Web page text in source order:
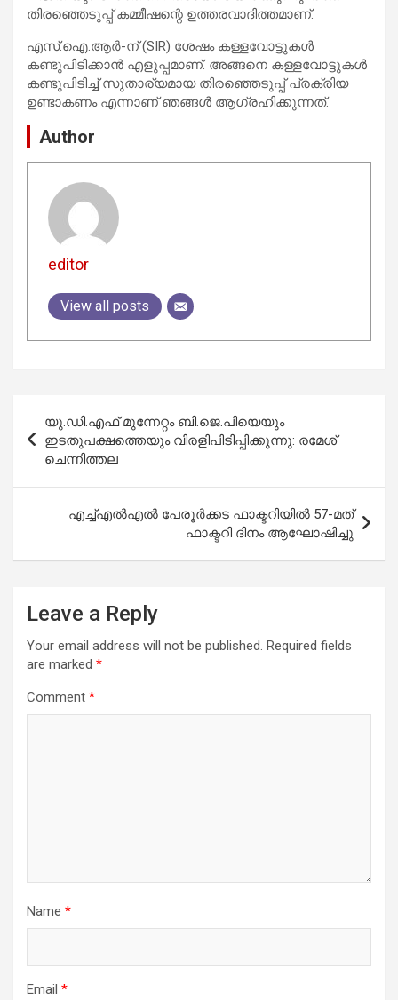
തിരഞ്ഞെടുപ്പ് കമ്മീഷന്റെ ഉത്തരവാദിത്തമാണ്.
എസ്.ഐ.ആർ-ന് (SIR) ശേഷം കള്ളവോട്ടുകൾ
കണ്ടുപിടിക്കാൻ എളുപ്പമാണ്. അങ്ങനെ കള്ളവോട്ടുകൾ
കണ്ടുപിടിച്ച് സുതാര്യമായ തിരഞ്ഞെടുപ്പ് പ്രക്രിയ
ഉണ്ടാകണം എന്നാണ് ഞങ്ങൾ ആഗ്രഹിക്കുന്നത്.
Author
editor
View all posts
navigation
യു.ഡി.എഫ് മുന്നേറ്റം ബി.ജെ.പിയെയും
ഇടതുപക്ഷത്തെയും വിരളിപിടിപ്പിക്കുന്നു: രമേശ്
ചെന്നിത്തല
എച്ച്എൽഎൽ പേരൂർക്കട ഫാക്ടറിയിൽ 57-മത്
ഫാക്ടറി ദിനം ആഘോഷിച്ചു
Leave a Reply
Your email address will not be published. Required fields
are marked *
Comment *
Name *
Email *